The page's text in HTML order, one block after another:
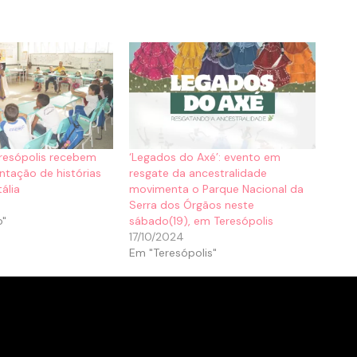
recebem
de histórias
‘Legados do Axé’: evento em
resgate da ancestralidade
movimenta o Parque Nacional da
Serra dos Órgãos neste
sábado(19), em Teresópolis
17/10/2024
Em "Teresópolis"